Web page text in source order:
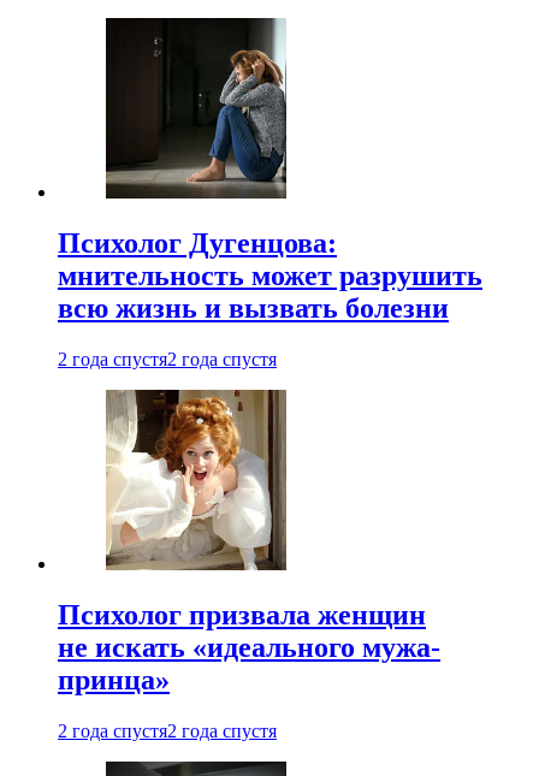
Психолог Дугенцова:
мнительность может разрушить
всю жизнь и вызвать болезни
2 года спустя2 года спустя
Психолог призвала женщин
не искать «идеального мужа-
принца»
2 года спустя2 года спустя